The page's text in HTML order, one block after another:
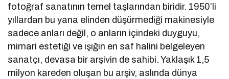
fotoğraf sanatının temel taşlarından biridir. 1950’li
yıllardan bu yana elinden düşürmediği makinesiyle
sadece anları değil, o anların içindeki duyguyu,
mimari estetiği ve ışığın en saf halini belgeleyen
sanatçı, devasa bir arşivin de sahibi. Yaklaşık 1,5
milyon kareden oluşan bu arşiv, aslında dünya